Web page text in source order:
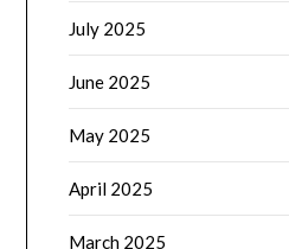
July 2025
June 2025
May 2025
April 2025
March 2025